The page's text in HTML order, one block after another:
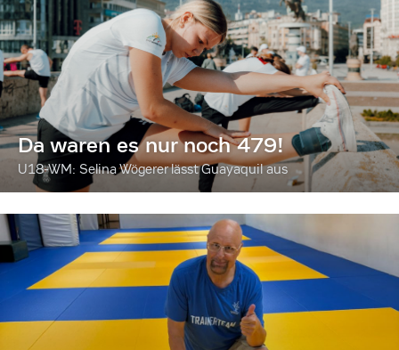
Da waren es nur noch 479!
U18-WM: Selina Wögerer lässt Guayaquil aus